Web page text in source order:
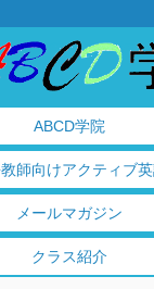
ABCD学院
師向けアクティブ
メールマガジン
クラス紹介